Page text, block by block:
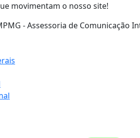
movimentam o nosso site!
- Assessoria de Comunicação